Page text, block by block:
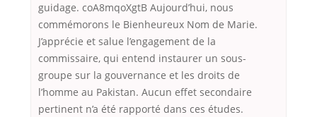
guidage. coA8mqoXgtB Aujourd’hui, nous
commémorons le Bienheureux Nom de Marie.
J’apprécie et salue l’engagement de la
commissaire, qui entend instaurer un sous-
groupe sur la gouvernance et les droits de
l’homme au Pakistan. Aucun effet secondaire
pertinent n’a été rapporté dans ces études.